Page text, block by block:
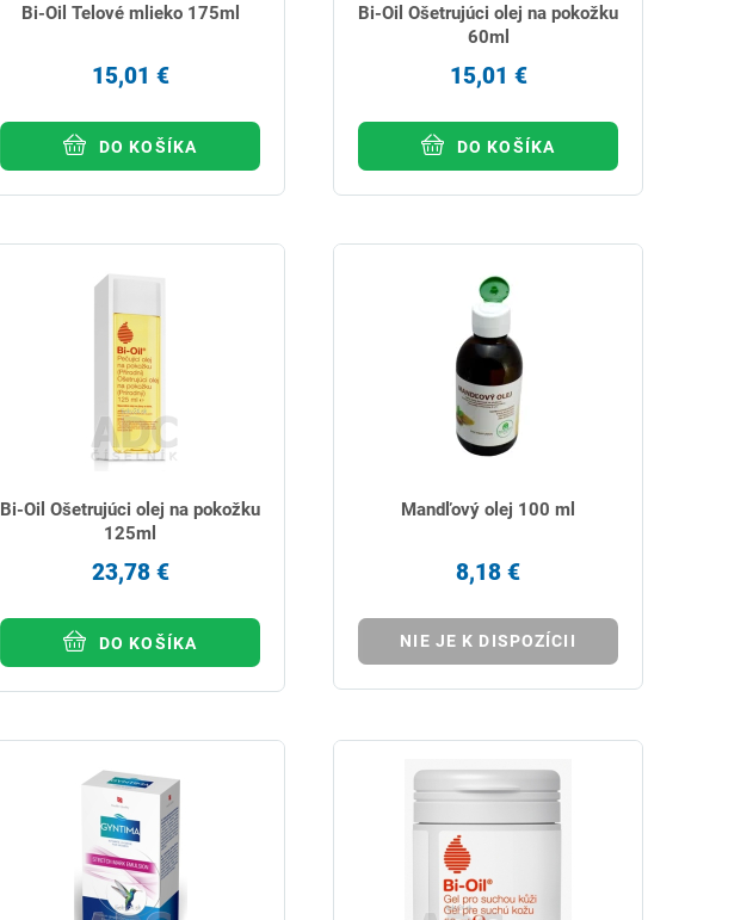
Bi-Oil Telové mlieko 175ml
15,01 €
DO KOŠÍKA
Bi-Oil Ošetrujúci olej na pokožku
60ml
15,01 €
DO KOŠÍKA
Bi-Oil Ošetrujúci olej na pokožku
125ml
23,78 €
DO KOŠÍKA
Mandľový olej 100 ml
8,18 €
NIE JE K DISPOZÍCII